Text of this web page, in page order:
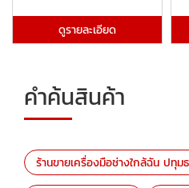
ดูรายละเอียด
คำค้นสินค้า
ร้านขายเครื่องมือช่างใกล้ฉัน ปทุม